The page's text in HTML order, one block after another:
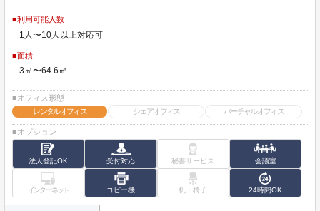
■利用可能人数
1人〜10人以上対応可
■面積
3㎡〜64.6㎡
■オフィス形態
レンタルオフィス
シェアオフィス バーチャルオフィス
■オプション
法人登記OK 受付対応 秘書サービス 会議室
インターネット コピー機 机・椅子 24時間OK